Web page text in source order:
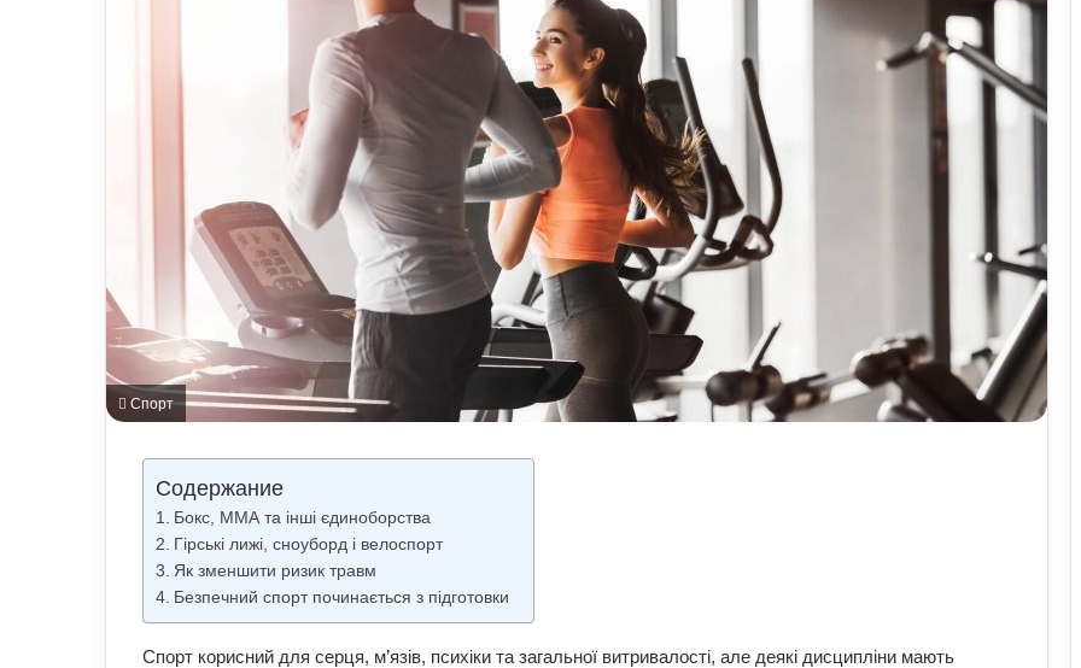
Спорт
Содержание
Бокс, ММА та інші єдиноборства
Гірські лижі, сноуборд і велоспорт
Як зменшити ризик травм
Безпечний спорт починається з підготовки
Спорт корисний для серця, м’язів, психіки та загальної витривалості, але деякі дисципліни мають